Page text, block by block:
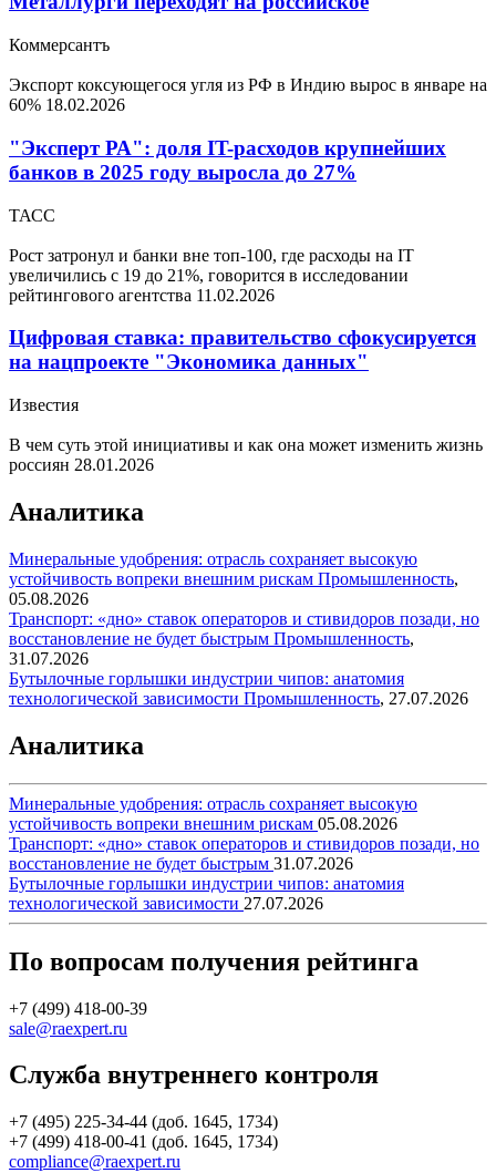
Коммерсантъ
Экспорт коксующегося угля из РФ в Индию вырос в январе на
60% 18.02.2026
"Эксперт РА": доля IT-расходов крупнейших
банков в 2025 году выросла до 27%
ТАСС
Рост затронул и банки вне топ-100, где расходы на IT
увеличились с 19 до 21%, говорится в исследовании
рейтингового агентства 11.02.2026
Цифровая ставка: правительство сфокусируется
на нацпроекте "Экономика данных"
Известия
В чем суть этой инициативы и как она может изменить жизнь
россиян 28.01.2026
Аналитика
Минеральные удобрения: отрасль сохраняет высокую
устойчивость вопреки внешним рискам Промышленность,
05.08.2026
Транспорт: «дно» ставок операторов и стивидоров позади, но
восстановление не будет быстрым Промышленность,
31.07.2026
Бутылочные горлышки индустрии чипов: анатомия
технологической зависимости Промышленность, 27.07.2026
Аналитика
Минеральные удобрения: отрасль сохраняет высокую
устойчивость вопреки внешним рискам 05.08.2026
Транспорт: «дно» ставок операторов и стивидоров позади, но
восстановление не будет быстрым 31.07.2026
Бутылочные горлышки индустрии чипов: анатомия
технологической зависимости 27.07.2026
По вопросам получения рейтинга
+7 (499) 418-00-39
sale@raexpert.ru
Служба внутреннего контроля
+7 (495) 225-34-44 (доб. 1645, 1734)
+7 (499) 418-00-41 (доб. 1645, 1734)
compliance@raexpert.ru